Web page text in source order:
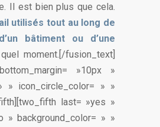
Il est bien plus que cela.
utilisés tout au long de
bâtiment ou d’une
moment.[/fusion_text]
»10px »
» icon_circle_color= » »
last= »yes »
» background_color= » »